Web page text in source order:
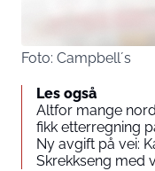
Foto: Campbell´s
Les også
Altfor mange
fikk etterregning
Ny avgift på vei:
Skrekkseng med